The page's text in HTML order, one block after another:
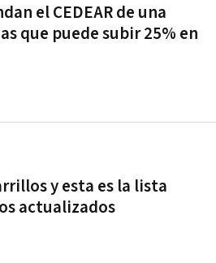
el CEDEAR de una
que puede subir 25% en
y esta es la lista
actualizados